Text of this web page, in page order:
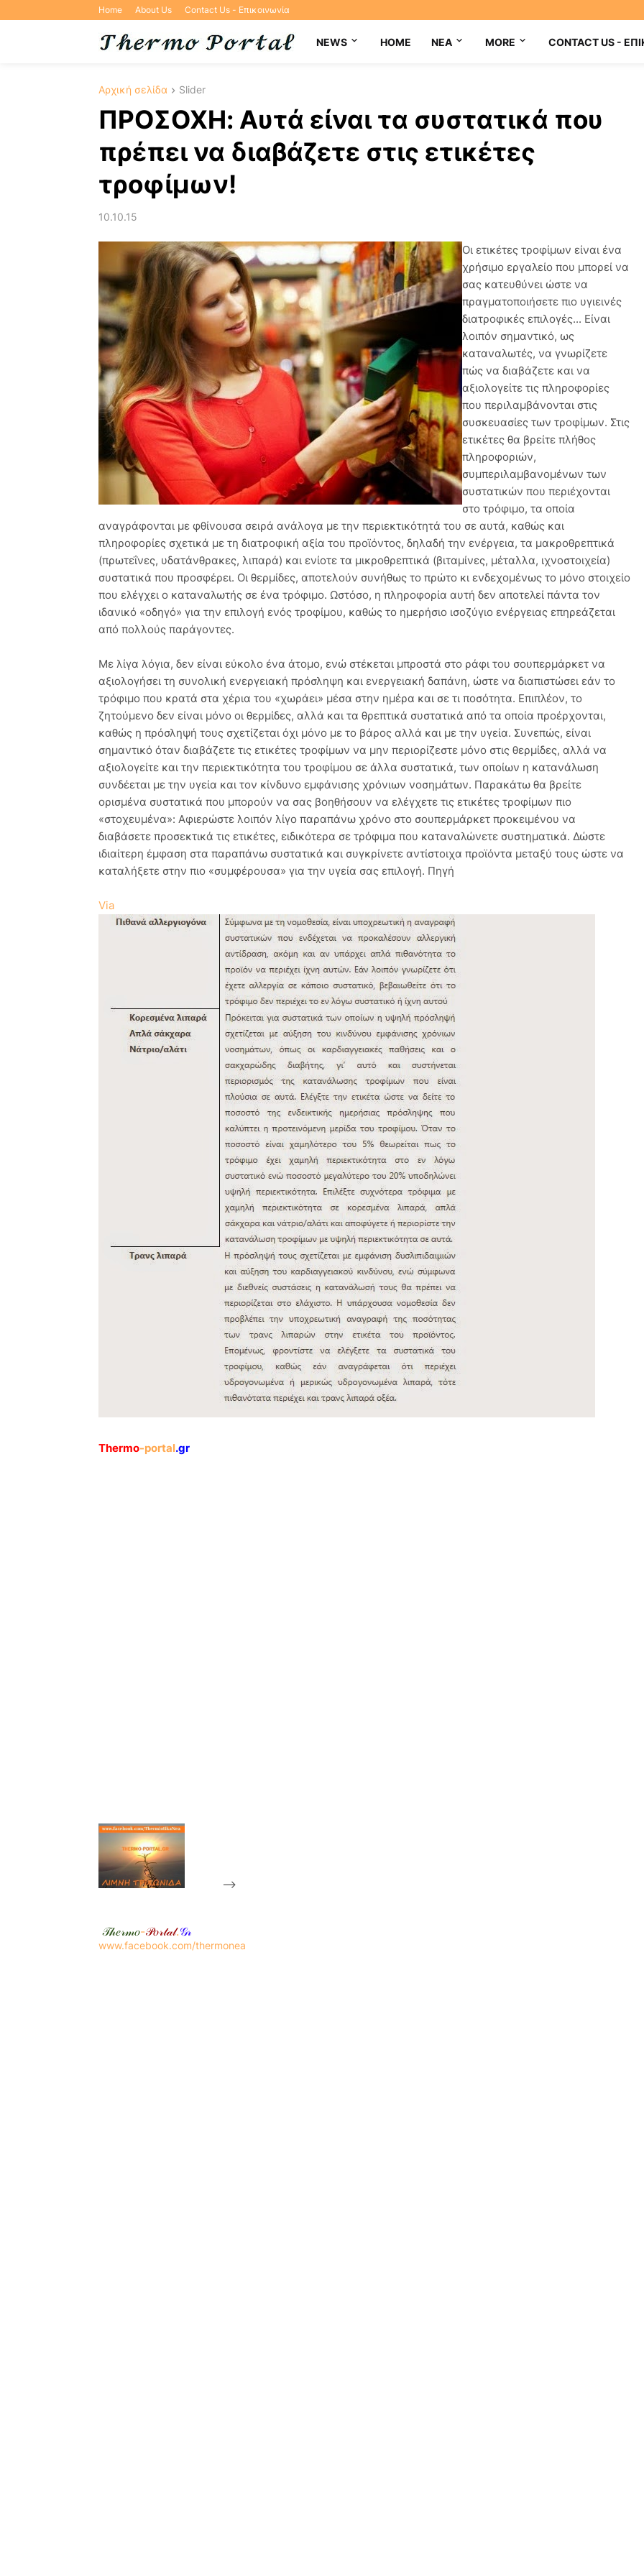
Home About Us Contact Us - Επικοινωνία
NEWS HOME NEA MORE CONTACT US -
Αρχική σελίδα Slider
ΠΡΟΣΟΧΗ: Αυτά είναι τα συστατικά που
πρέπει να διαβάζετε στις ετικέτες
τροφίμων!
10.10.15
Οι ετικέτες τροφίμων είναι ένα
χρήσιμο εργαλείο που μπορεί να
σας κατευθύνει ώστε να
πραγματοποιήσετε πιο υγιεινές
διατροφικές επιλογές... Είναι
λοιπόν σημαντικό, ως
καταναλωτές, να γνωρίζετε
πώς να διαβάζετε και να
αξιολογείτε τις πληροφορίες
που περιλαμβάνονται στις
συσκευασίες των τροφίμων. Στις
ετικέτες θα βρείτε πλήθος
πληροφοριών,
συμπεριλαμβανομένων των
συστατικών που περιέχονται
στο τρόφιμο, τα οποία
αναγράφονται με φθίνουσα σειρά ανάλογα με την περιεκτικότητά του σε αυτά, καθώς και
πληροφορίες σχετικά με τη διατροφική αξία του προϊόντος, δηλαδή την ενέργεια, τα μακροθρεπτικά
(πρωτεΐνες, υδατάνθρακες, λιπαρά) και ενίοτε τα μικροθρεπτικά (βιταμίνες, μέταλλα, ιχνοστοιχεία)
συστατικά που προσφέρει. Οι θερμίδες, αποτελούν συνήθως το πρώτο κι ενδεχομένως το μόνο στοιχείο
που ελέγχει ο καταναλωτής σε ένα τρόφιμο. Ωστόσο, η πληροφορία αυτή δεν αποτελεί πάντα τον
ιδανικό «οδηγό» για την επιλογή ενός τροφίμου, καθώς το ημερήσιο ισοζύγιο ενέργειας επηρεάζεται
από πολλούς παράγοντες.
Με λίγα λόγια, δεν είναι εύκολο ένα άτομο, ενώ στέκεται μπροστά στο ράφι του σουπερμάρκετ να
αξιολογήσει τη συνολική ενεργειακή πρόσληψη και ενεργειακή δαπάνη, ώστε να διαπιστώσει εάν το
τρόφιμο που κρατά στα χέρια του «χωράει» μέσα στην ημέρα και σε τι ποσότητα. Επιπλέον, το
ζητούμενο δεν είναι μόνο οι θερμίδες, αλλά και τα θρεπτικά συστατικά από τα οποία προέρχονται,
καθώς η πρόσληψή τους σχετίζεται όχι μόνο με το βάρος αλλά και με την υγεία. Συνεπώς, είναι
σημαντικό όταν διαβάζετε τις ετικέτες τροφίμων να μην περιορίζεστε μόνο στις θερμίδες, αλλά να
αξιολογείτε και την περιεκτικότητα του τροφίμου σε άλλα συστατικά, των οποίων η κατανάλωση
συνδέεται με την υγεία και τον κίνδυνο εμφάνισης χρόνιων νοσημάτων. Παρακάτω θα βρείτε
ορισμένα συστατικά που μπορούν να σας βοηθήσουν να ελέγχετε τις ετικέτες τροφίμων πιο
«στοχευμένα»: Αφιερώστε λοιπόν λίγο παραπάνω χρόνο στο σουπερμάρκετ προκειμένου να
διαβάσετε προσεκτικά τις ετικέτες, ειδικότερα σε τρόφιμα που καταναλώνετε συστηματικά. Δώστε
ιδιαίτερη έμφαση στα παραπάνω συστατικά και συγκρίνετε αντίστοιχα προϊόντα μεταξύ τους ώστε να
καταλήξετε στην πιο «συμφέρουσα» για την υγεία σας επιλογή. Πηγή
Via
Thermo-portal.gr
-->
𝒯𝒽𝑒𝓇𝓂𝑜-𝒫𝑜𝓇𝓉𝒶𝓁.𝒢𝓇
www.facebook.com/thermonea